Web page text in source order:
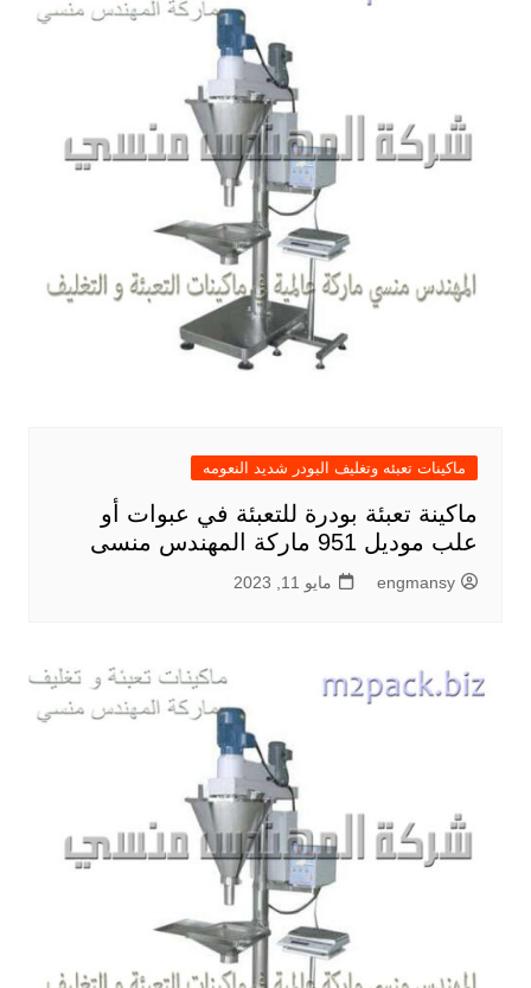
ماكينات تعبئه وتغليف البودر شديد النعومه
ماكينة تعبئة بودرة للتعبئة في عبوات أو
علب موديل 951 ماركة المهندس منسى
engmansy مايو 11, 2023